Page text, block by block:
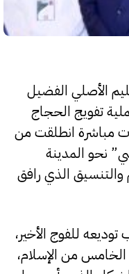
الأصلي الفضيل
تفويج الحجاج
مباشرة انطلقت من
نحو المدينة
والتنسيق الذي رافق
للفوج الأخير،
الخامس من الإسلام،